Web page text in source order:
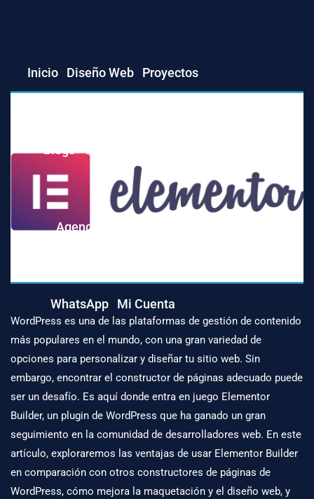
Inicio Diseño Web Proyectos
Blogs Tienda
Plugins
Themes
Template Kits
Agendar Cita Virtual
WhatsApp Mi Cuenta
WordPress es una de las plataformas de gestión de contenido
más populares en el mundo, con una gran variedad de
opciones para personalizar y diseñar tu sitio web. Sin
embargo, encontrar el constructor de páginas adecuado puede
ser un desafío. Es aquí donde entra en juego Elementor
Builder, un plugin de WordPress que ha ganado un gran
seguimiento en la comunidad de desarrolladores web. En este
artículo, exploraremos las ventajas de usar Elementor Builder
en comparación con otros constructores de páginas de
WordPress, cómo mejora la maquetación y el diseño web, y